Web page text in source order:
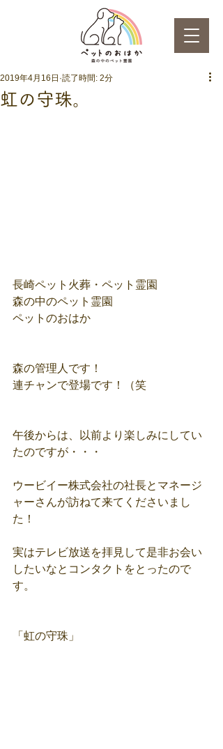
虹の守珠。
2019年4月16日 読了時間: 2分
長崎ペット火葬・ペット霊園
森の中のペット霊園
ペットのおはか
森の管理人です！
連チャンで登場です！（笑
午後からは、以前より楽しみにしてい
たのですが・・・
ウービイー株式会社の社長とマネージ
ャーさんが訪ねて来てくださいまし
た！
実はテレビ放送を拝見して是非お会い
したいなとコンタクトをとったので
す。
「虹の守珠」